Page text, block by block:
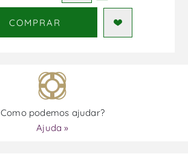
COMPRAR
Como podemos ajudar?
Ajuda »